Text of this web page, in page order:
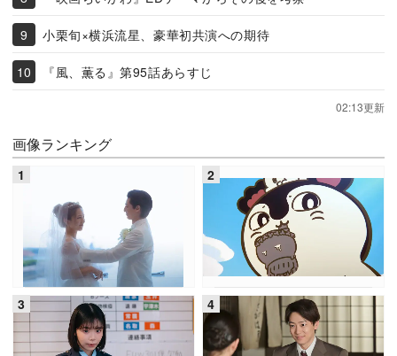
小栗旬×横浜流星、豪華初共演への期待
『風、薫る』第95話あらすじ
02:13更新
画像ランキング